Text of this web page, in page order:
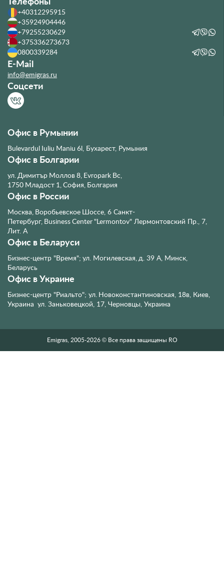
+40312295915
+35924904446
+79255230629
+375336273673
0800339284
E-Mail
info@emigras.ru
Соцсети
Офис в Румынии
Bulevardul Iuliu Maniu 6l, Бухарест, Румыния
Офис в Болгарии
ул. Димитър Моллов 8, Evropark Bc,
1750 Младост 1, София, Болгария
Офис в России
Москва, Воробьевское Шоссе, 6 Санкт-
Петербург, Business Center "Lermontov" Лермонтовский Пр., 7,
Лит. А
Офис в Беларуси
Бизнес-центр "Время"; ул. Могилевская, д. 39 А, Минск,
Беларусь
Офис в Украине
Бизнес-центр "Риальто"; ул. Новоконстантиновская, 18в, Киев,
Украина ул. Заньковецкой, 17, Черновцы, Украина
Emigras, 2005-2026 © Все права защищены RO